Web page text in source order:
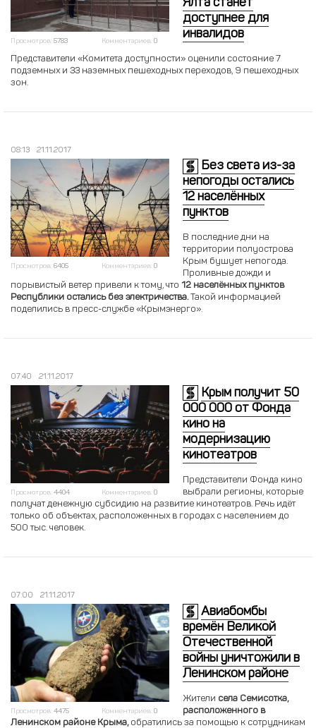
Просмотров: 5783 Комментариев: 0
Ялта станет
доступнее для
инвалидов
Представители «Комитета доступности» оценили состояние 7
подземных и 33 наземных пешеходных переходов, 9 пешеходных
зон.
08:13 21.11.2017
Просмотров: 6405 Комментариев: 0
Без света из-за
непогоды остались
12 населённых
пунктов
В последние дни на
территории полуострова
Крым бушует непогода.
Проливные дожди и
порывистый ветер привели к тому, что 12 населённых пунктов
Республики остались без электричества.Такой информацией
поделились в пресс-службе «Крымэнерго».
07:40 21.11.2017
Просмотров: 4404 Комментариев: 0
Крым получит 50
000 000 от Фонда
кино на
модернизацию
кинотеатров
Представители Фонда кино
выбрали регионы, которые
получат денежную субсидию на развитие кинотеатров. Речь идёт
только об объектах, расположенных в городах с населением до
500 тыс. человек.
07:00 21.11.2017
Просмотров: 4475 Комментариев: 0
Авиабомбы
времён Великой
Отечественной
войны уничтожили в
Ленинском районе
Жители села Семисотка,
расположенного в
Ленинском районе Крыма, обратились за помощью к сотрудникам